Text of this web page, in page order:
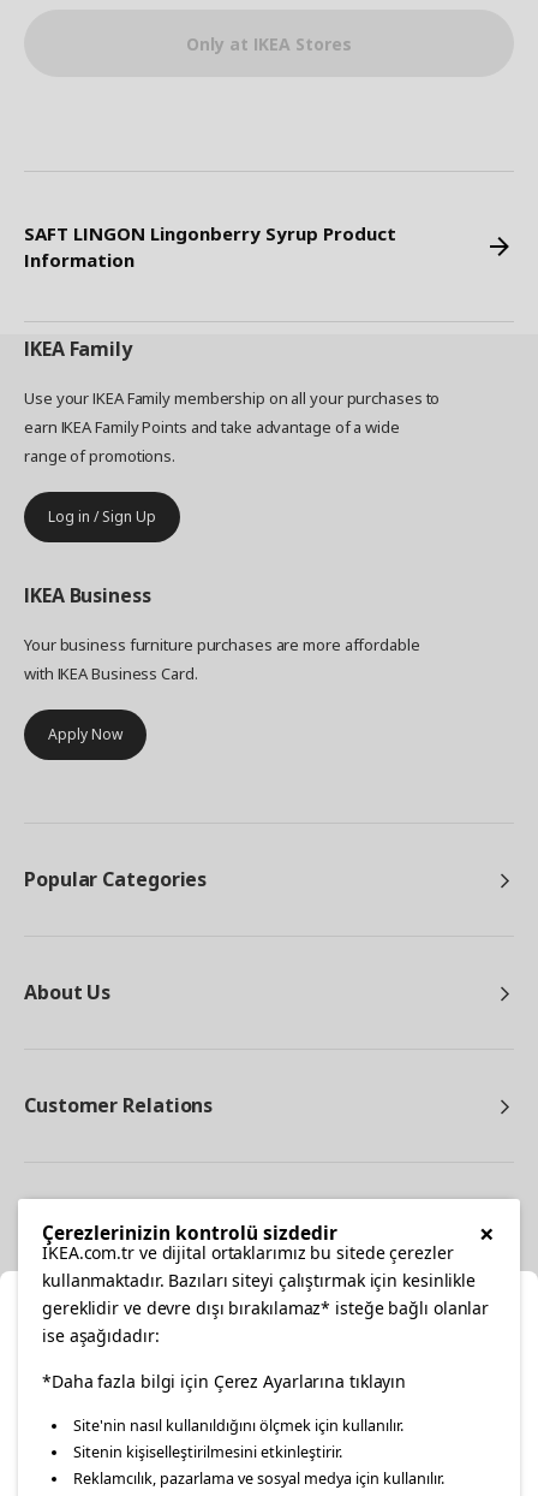
Only at IKEA Stores
SAFT LINGON Lingonberry Syrup Product
Information
IKEA Family
Use your IKEA Family membership on all your purchases to
earn IKEA Family Points and take advantage of a wide
range of promotions.
Log in / Sign Up
IKEA Business
Your business furniture purchases are more affordable
with IKEA Business Card.
Apply Now
Popular Categories
About Us
Customer Relations
facebooktwitterinstagrampinterestyoutube
linkedin
Select Location
Please select to see the content specific to your delivery
location for your orders from Online Store.
×
Çerezlerinizin kontrolü sizdedir
IKEA.com.tr ve dijital ortaklarımız bu sitede çerezler
kullanmaktadır. Bazıları siteyi çalıştırmak için kesinlikle
gereklidir ve devre dışı bırakılamaz* isteğe bağlı olanlar
ise aşağıdadır:
*Daha fazla bilgi için Çerez Ayarlarına tıklayın
Site'nin nasıl kullanıldığını ölçmek için kullanılır.
Sitenin kişiselleştirilmesini etkinleştirir.
Reklamcılık, pazarlama ve sosyal medya için kullanılır.